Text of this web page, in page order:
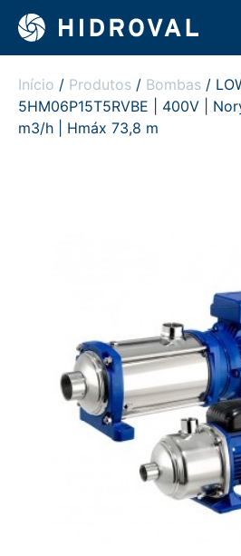
Início / Produtos / Bombas /
5HM06P15T5RVBE | 400V |
m3/h | Hmáx 73,8 m